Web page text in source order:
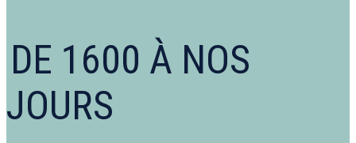
DE 1600 À NOS
JOURS